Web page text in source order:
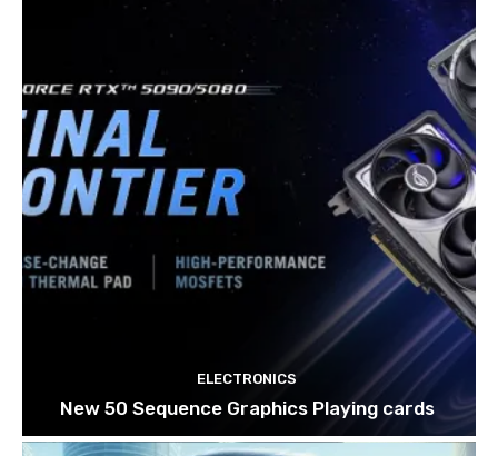
ELECTRONICS
New 50 Sequence Graphics Playing cards